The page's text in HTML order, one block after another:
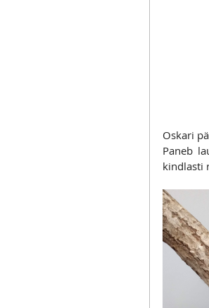
Oskari
Paneb
kindlasti